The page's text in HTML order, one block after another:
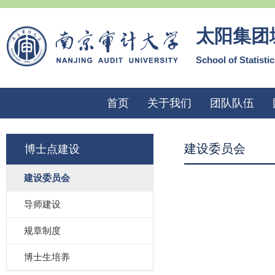
太阳集团
School of
首页 关于我们 团队队伍
博士点建设
建设委员会
导师建设
规章制度
博士生培养
建设委员会